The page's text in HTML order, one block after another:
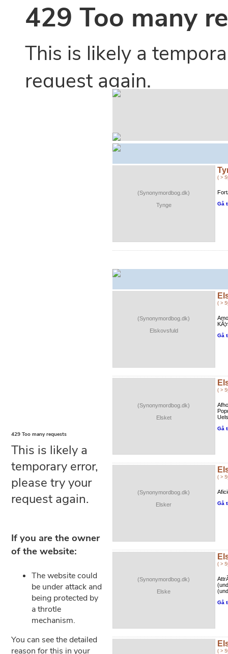
(Synonymordbog.dk)
Tynge
( >
Gå
(Synonymordbog.dk)
Elskovsfuld
( >
Gå
(Synonymordbog.dk)
Elsket
( >
Gå
(Synonymordbog.dk)
Elsker
( >
Gå
(Synonymordbog.dk)
Elske
( >
Gå
( >